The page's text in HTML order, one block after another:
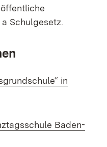
Schulgesetz.
in
Baden-